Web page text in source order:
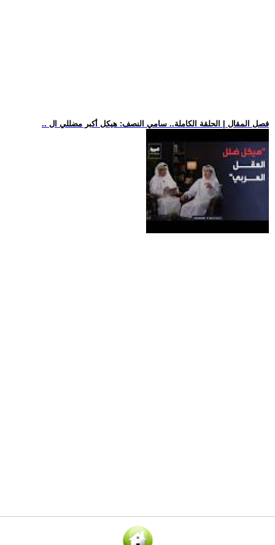
.. فصل المقال | الحلقة الكاملة.. سامي النصف: هيكل أكبر مضللي ال